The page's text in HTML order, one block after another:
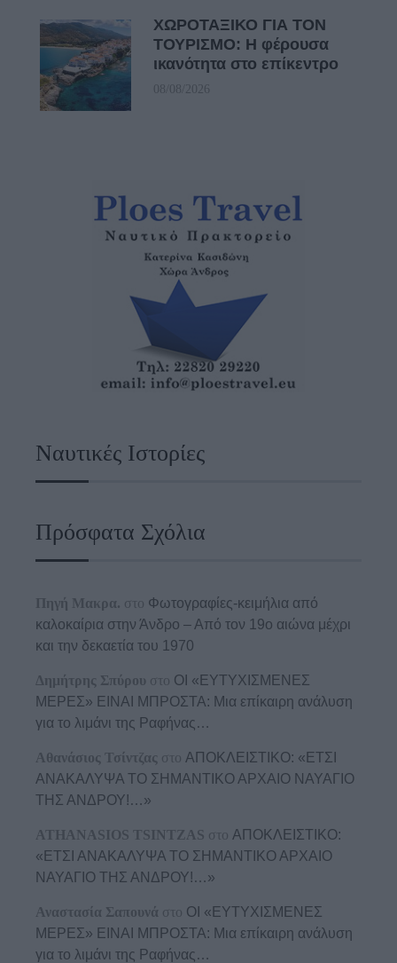
ΧΩΡΟΤΑΞΙΚΟ ΓΙΑ ΤΟΝ
ΤΟΥΡΙΣΜΟ: Η φέρουσα
ικανότητα στο επίκεντρο
08/08/2026
Ναυτικές Ιστορίες
Πρόσφατα Σχόλια
Πηγή Μακρα. στο Φωτογραφίες-κειμήλια από
καλοκαίρια στην Άνδρο – Από τον 19ο αιώνα μέχρι
και την δεκαετία του 1970
Δημήτρης Σπύρου στο ΟΙ «ΕΥΤΥΧΙΣΜΕΝΕΣ
ΜΕΡΕΣ» ΕΙΝΑΙ ΜΠΡΟΣΤΑ: Μια επίκαιρη ανάλυση
για το λιμάνι της Ραφήνας…
Αθανάσιος Τσίντζας στο ΑΠΟΚΛΕΙΣΤΙΚΟ: «ΕΤΣΙ
ΑΝΑΚΑΛΥΨΑ ΤΟ ΣΗΜΑΝΤΙΚΟ ΑΡΧΑΙΟ ΝΑΥΑΓΙΟ
ΤΗΣ ΑΝΔΡΟΥ!…»
ATHANASIOS TSINTZAS στο ΑΠΟΚΛΕΙΣΤΙΚΟ:
«ΕΤΣΙ ΑΝΑΚΑΛΥΨΑ ΤΟ ΣΗΜΑΝΤΙΚΟ ΑΡΧΑΙΟ
ΝΑΥΑΓΙΟ ΤΗΣ ΑΝΔΡΟΥ!…»
Αναστασία Σαπουνά στο ΟΙ «ΕΥΤΥΧΙΣΜΕΝΕΣ
ΜΕΡΕΣ» ΕΙΝΑΙ ΜΠΡΟΣΤΑ: Μια επίκαιρη ανάλυση
για το λιμάνι της Ραφήνας…